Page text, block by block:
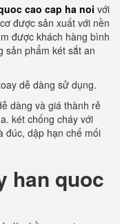
cao cap ha noi với
được sản xuất với nền
được khách hàng bình
sản phẩm két sắt an
dễ dàng sử dụng.
dàng và giá thành rẻ
két chống cháy với
đúc, dập hạn chế mối
han quoc